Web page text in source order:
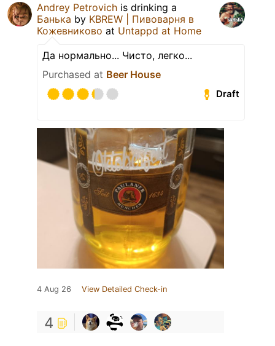
Andrey Petrovich is drinking a
Банька by KBREW | Пивоварня в
Кожевниково at Untappd at Home
Да нормально... Чисто, легко...
Purchased at Beer House
Draft
4 Aug 26 View Detailed Check-in
4